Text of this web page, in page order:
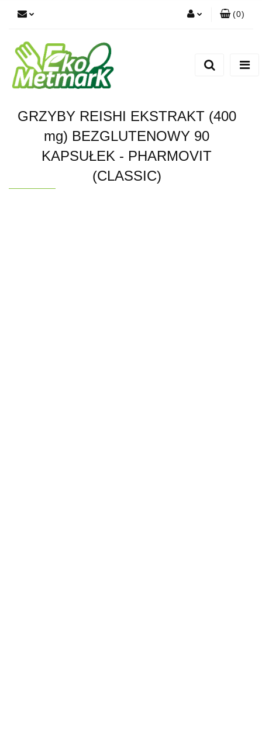
(0)
GRZYBY REISHI EKSTRAKT (400
mg) BEZGLUTENOWY 90
KAPSUŁEK - PHARMOVIT
(CLASSIC)